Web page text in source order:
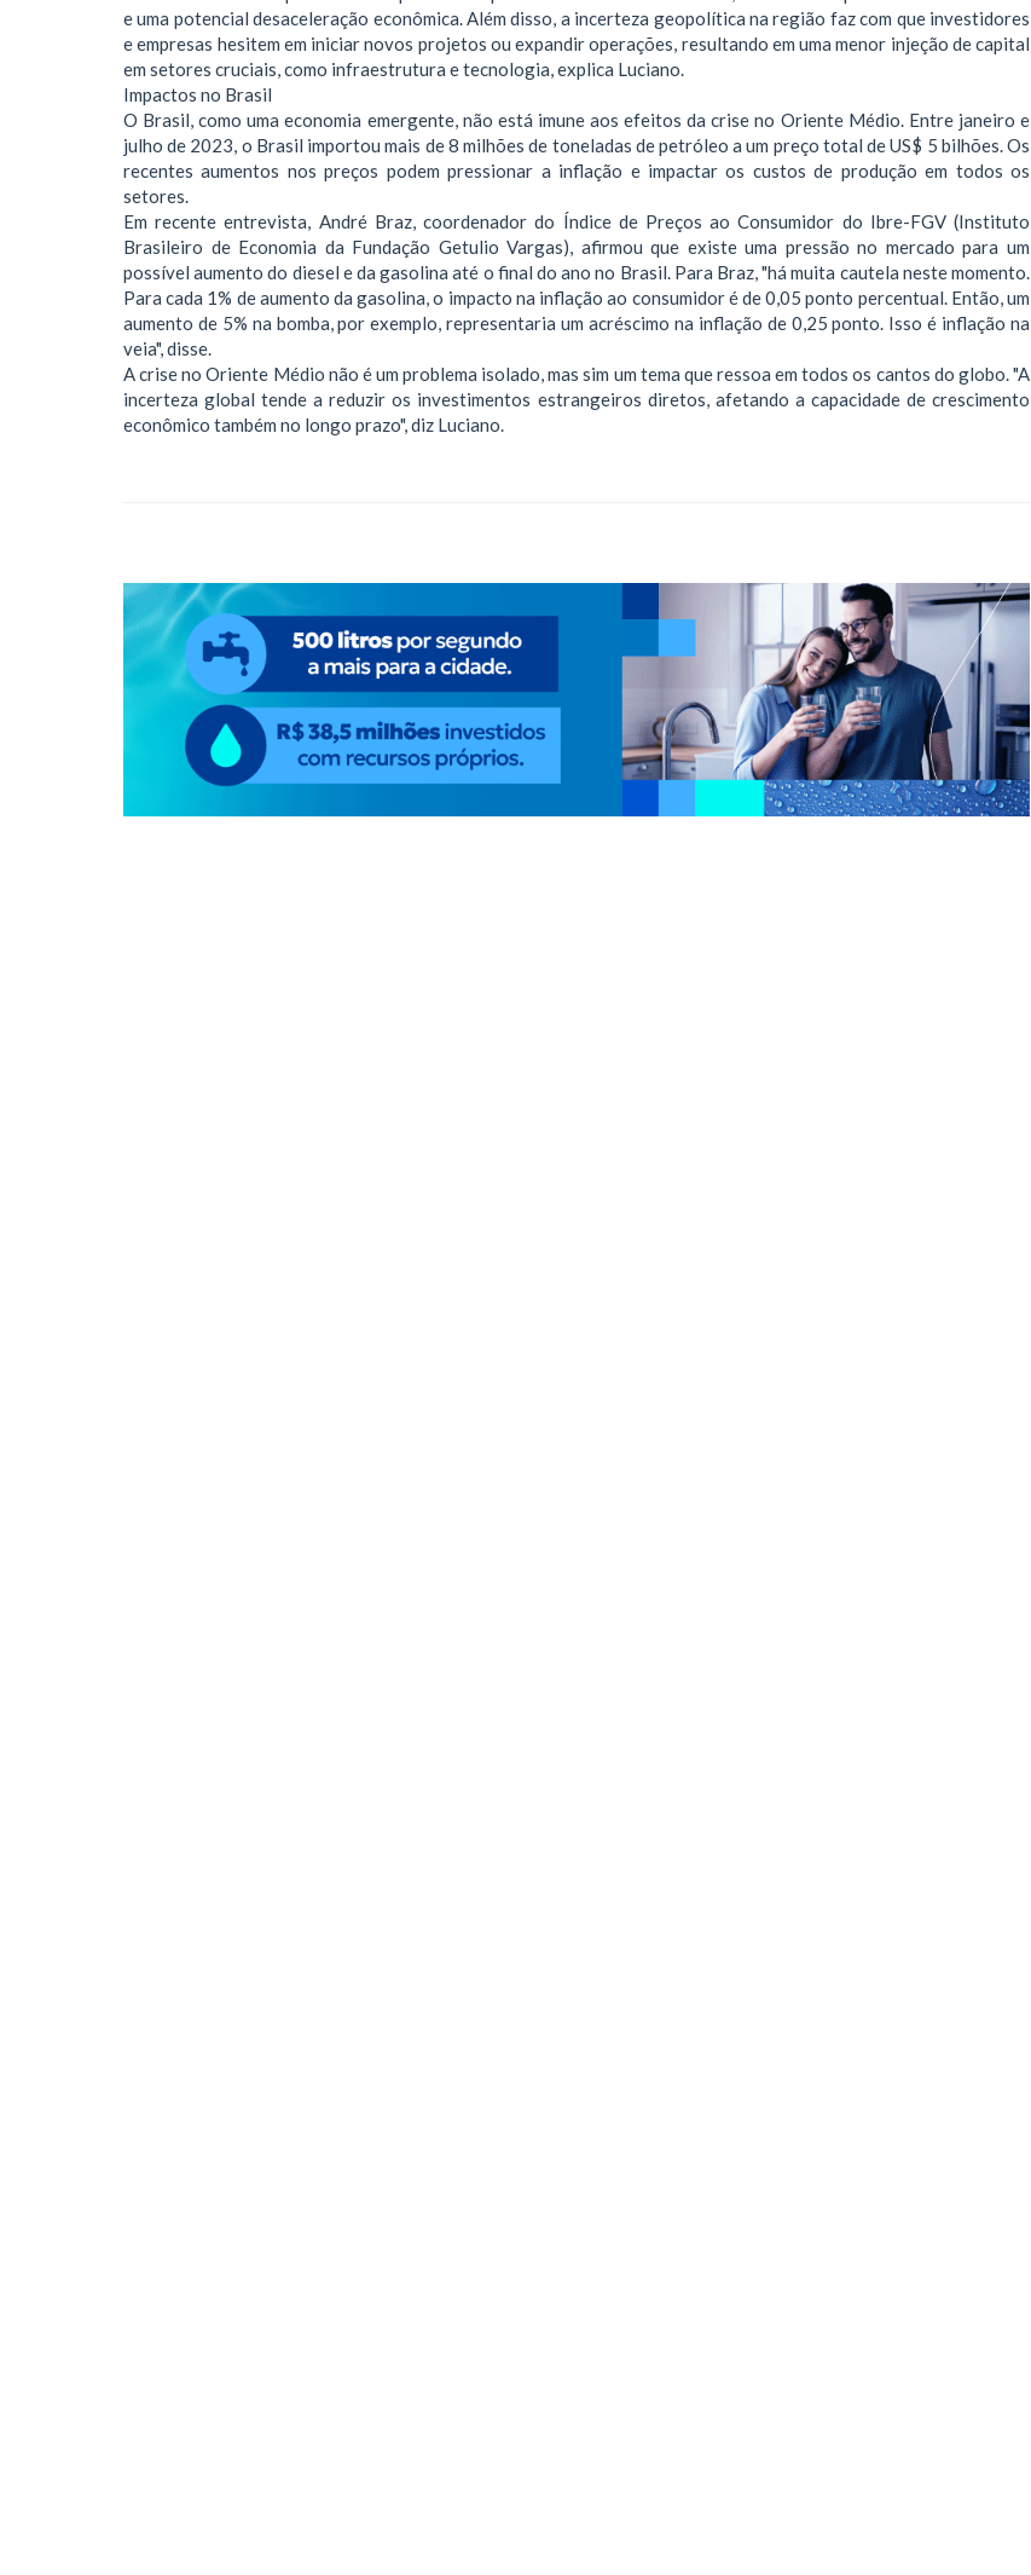
e uma potencial desaceleração econômica. Além disso, a incerteza geopolítica na região faz com que investidores
e empresas hesitem em iniciar novos projetos ou expandir operações, resultando em uma menor injeção de capital
em setores cruciais, como infraestrutura e tecnologia, explica Luciano.
Impactos no Brasil
O Brasil, como uma economia emergente, não está imune aos efeitos da crise no Oriente Médio. Entre janeiro e
julho de 2023, o Brasil importou mais de 8 milhões de toneladas de petróleo a um preço total de US$ 5 bilhões. Os
recentes aumentos nos preços podem pressionar a inflação e impactar os custos de produção em todos os
setores.
Em recente entrevista, André Braz, coordenador do Índice de Preços ao Consumidor do Ibre-FGV (Instituto
Brasileiro de Economia da Fundação Getulio Vargas), afirmou que existe uma pressão no mercado para um
possível aumento do diesel e da gasolina até o final do ano no Brasil. Para Braz, "há muita cautela neste momento.
Para cada 1% de aumento da gasolina, o impacto na inflação ao consumidor é de 0,05 ponto percentual. Então, um
aumento de 5% na bomba, por exemplo, representaria um acréscimo na inflação de 0,25 ponto. Isso é inflação na
veia", disse.
A crise no Oriente Médio não é um problema isolado, mas sim um tema que ressoa em todos os cantos do globo. "A
incerteza global tende a reduzir os investimentos estrangeiros diretos, afetando a capacidade de crescimento
econômico também no longo prazo", diz Luciano.